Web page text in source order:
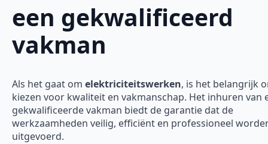
een gekwalificeerd
vakman
Als het gaat om elektriciteitswerken, is het belangrijk
kiezen voor kwaliteit en vakmanschap. Het inhuren van
gekwalificeerde vakman biedt de garantie dat de
werkzaamheden veilig, efficiënt en professioneel
uitgevoerd.